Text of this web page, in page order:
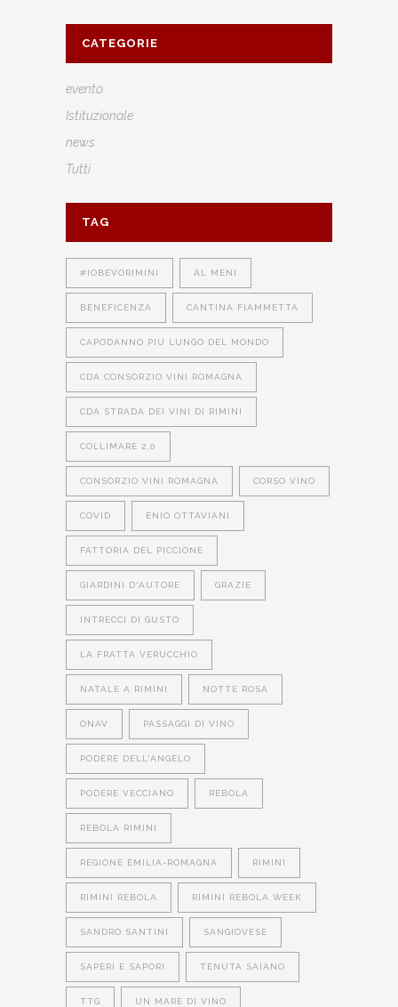
CATEGORIE
evento
Istituzionale
news
Tutti
TAG
#IOBEVORIMINI AL MENI
BENEFICENZA CANTINA FIAMMETTA
CAPODANNO PIU LUNGO DEL MONDO
CDA CONSORZIO VINI ROMAGNA
CDA STRADA DEI VINI DI RIMINI
COLLIMARE 2.0
CONSORZIO VINI ROMAGNA CORSO VINO
COVID ENIO OTTAVIANI
FATTORIA DEL PICCIONE
GIARDINI D'AUTORE GRAZIE
INTRECCI DI GUSTO
LA FRATTA VERUCCHIO
NATALE A RIMINI NOTTE ROSA
ONAV PASSAGGI DI VINO
PODERE DELL'ANGELO
PODERE VECCIANO REBOLA
REBOLA RIMINI
REGIONE EMILIA-ROMAGNA RIMINI
RIMINI REBOLA RIMINI REBOLA WEEK
SANDRO SANTINI SANGIOVESE
SAPERI E SAPORI TENUTA SAIANO
TTG UN MARE DI VINO